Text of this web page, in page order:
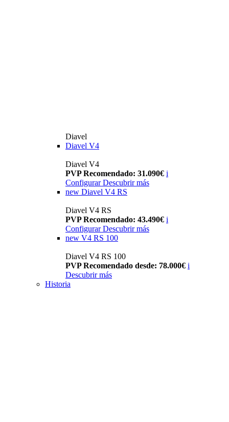
Diavel
Diavel V4
Diavel V4
PVP Recomendado: 31.090€ i
Configurar Descubrir más
new Diavel V4 RS
Diavel V4 RS
PVP Recomendado: 43.490€ i
Configurar Descubrir más
new V4 RS 100
Diavel V4 RS 100
PVP Recomendado desde: 78.000€ i
Descubrir más
Historia